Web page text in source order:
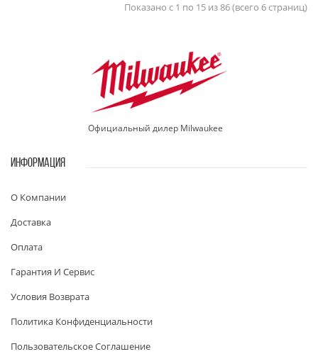
Показано с 1 по 15 из 86 (всего 6 страниц)
Официальный дилер Milwaukee
ИНФОРМАЦИЯ
О Компании
Доставка
Оплата
Гарантия И Сервис
Условия Возврата
Политика Конфиденциальности
Пользовательское Соглашение